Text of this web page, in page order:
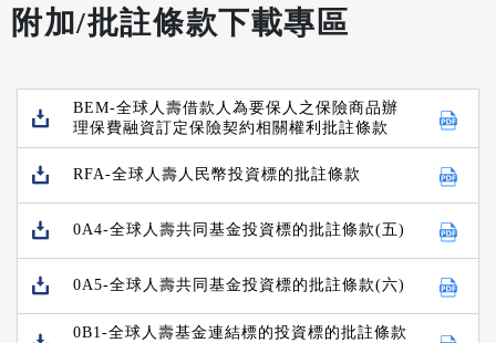
附加/批註條款下載專區
BEM-全球人壽借款人為要保人之保險商品辦
理保費融資訂定保險契約相關權利批註條款
RFA-全球人壽人民幣投資標的批註條款
0A4-全球人壽共同基金投資標的批註條款(五)
0A5-全球人壽共同基金投資標的批註條款(六)
0B1-全球人壽基金連結標的投資標的批註條款